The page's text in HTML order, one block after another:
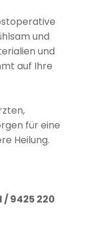
und
und
auf Ihre
für eine
Heilung.
/ 9425 220